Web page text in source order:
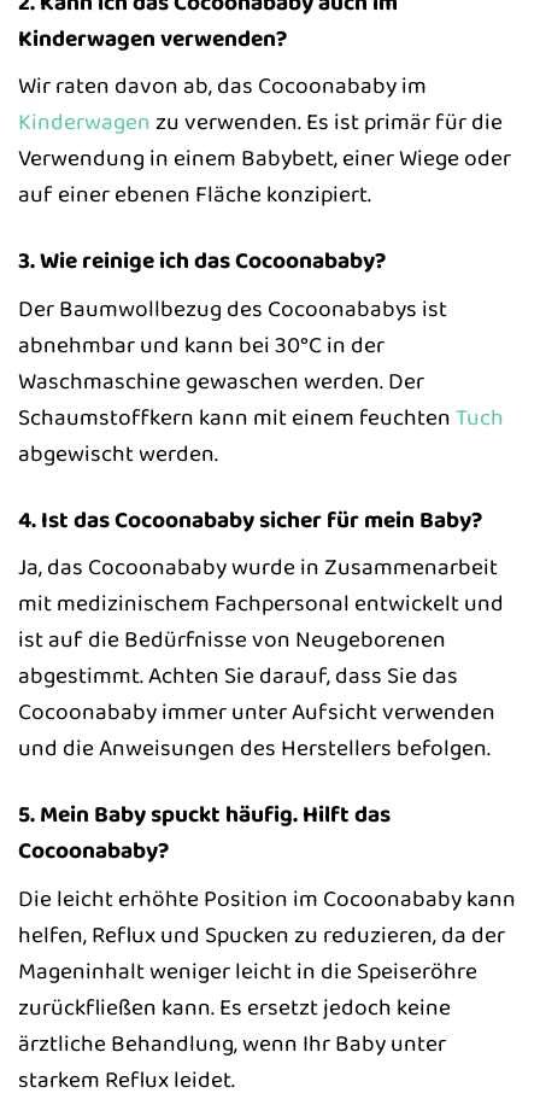
Kinderwagen verwenden?
Wir raten davon ab, das Cocoonababy im
Kinderwagen zu verwenden. Es ist primär für die
Verwendung in einem Babybett, einer Wiege oder
auf einer ebenen Fläche konzipiert.
3. Wie reinige ich das Cocoonababy?
Der Baumwollbezug des Cocoonababys ist
abnehmbar und kann bei 30°C in der
Waschmaschine gewaschen werden. Der
Schaumstoffkern kann mit einem feuchtenTuch
abgewischt werden.
4. Ist das Cocoonababy sicher für mein Baby?
Ja, das Cocoonababy wurde in Zusammenarbeit
mit medizinischem Fachpersonal entwickelt und
ist auf die Bedürfnisse von Neugeborenen
abgestimmt. Achten Sie darauf, dass Sie das
Cocoonababy immer unter Aufsicht verwenden
und die Anweisungen des Herstellers befolgen.
5. Mein Baby spuckt häufig. Hilft das
Cocoonababy?
Die leicht erhöhte Position im Cocoonababy kann
helfen, Reflux und Spucken zu reduzieren, da der
Mageninhalt weniger leicht in die Speiseröhre
zurückfließen kann. Es ersetzt jedoch keine
ärztliche Behandlung, wenn Ihr Baby unter
starkem Reflux leidet.